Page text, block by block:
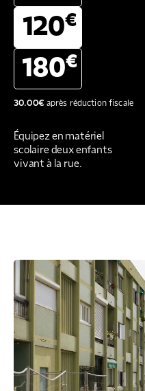
120€
180€
30.00€après réduction fiscale
Équipez en matériel
scolaire deux enfants
vivant à la rue.